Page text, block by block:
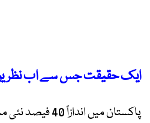
ایک حقیقت جس سے اب نظریں
پاکستان میں